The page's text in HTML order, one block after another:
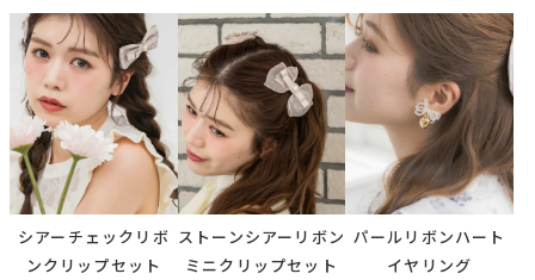
シアーチェックリボ
ンクリップセット
ストーンシアーリボン
ミニクリップセット
パールリボンハート
イヤリング